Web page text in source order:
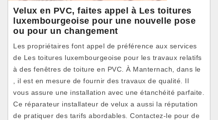
Velux en PVC, faites appel à Les toitures
luxembourgeoise pour une nouvelle pose
ou pour un changement
Les propriétaires font appel de préférence aux services
de Les toitures luxembourgeoise pour les travaux relatifs
à des fenêtres de toiture en PVC. À Manternach, dans le
, il est en mesure de fournir des travaux de qualité. Il
vous assure une installation avec une étanchéité parfaite.
Ce réparateur installateur de velux a aussi la réputation
de pratiquer des tarifs abordables. Contactez-le pour de